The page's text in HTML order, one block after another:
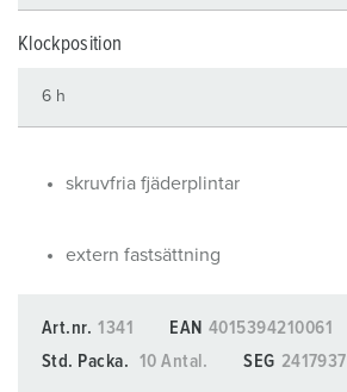
Klockposition
skruvfria fjäderplintar
extern fastsättning
Art.nr. 1341 EAN 4015394210061
Std. Packa.
10 Antal. SEG 2417937